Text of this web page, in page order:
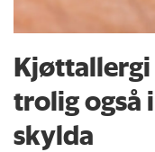
Kjøttallergi
trolig også
skylda